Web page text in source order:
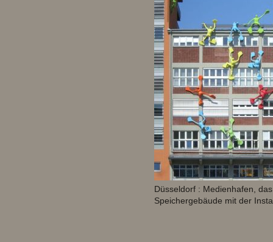
Düsseldorf : Medienhafen,
Speichergebäude mit der